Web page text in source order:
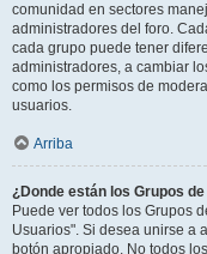
comunidad en sectores
administradores del foro.
cada grupo puede tener
administradores, a cambiar
como los permisos de
usuarios.
Arriba
¿Donde están los Grupos
Puede ver todos los Grupos
Usuarios". Si desea unirse a
botón apropiado. No todos